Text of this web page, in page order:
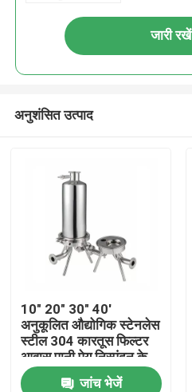
जारी रखें
अनुशंसित उत्पाद
10" 20" 30" 40'
अनुकूलित औद्योगिक स्टेनलेस
स्टील 304 कारतूस फिल्टर
आवास पानी पेय निस्पंदन के
लिए
जांच भेजें